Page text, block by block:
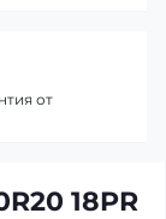
18PR
от